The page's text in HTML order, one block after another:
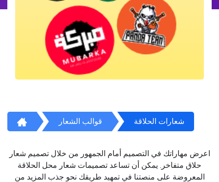
قوالب الشعار شعارات الحلاقة
اعرض مهاراتك في التصميم أمام الجمهور من خلال تصميم شعار
حلاق متفاخر. يمكن أن تساعد تصميمات شعار محل الحلاقة
المعروضة على منصتنا في تمهيد طريقك نحو جذب المزيد من